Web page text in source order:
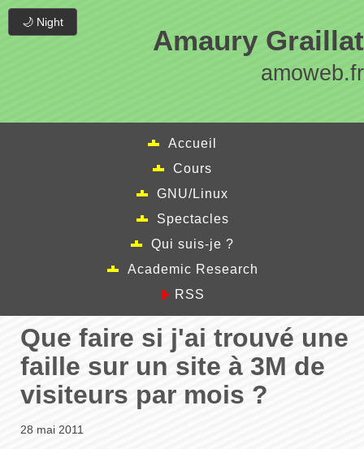
🌙 Night
Amaury Graillat
amoweb.fr
Accueil
Cours
GNU/Linux
Spectacles
Qui suis-je ?
Academic Research
RSS
Que faire si j'ai trouvé une
faille sur un site à 3M de
visiteurs par mois ?
28 mai 2011